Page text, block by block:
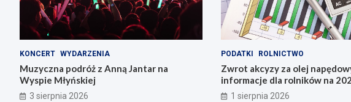
KONCERT WYDARZENIA
Muzyczna podróż z Anną Jantar na
Wyspie Młyńskiej
3 sierpnia 2026
PODATKI ROLNICTWO
Zwrot akcyzy za olej
informacje dla rolników na
1 sierpnia 2026